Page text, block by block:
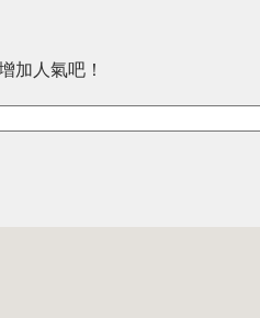
加人氣吧！